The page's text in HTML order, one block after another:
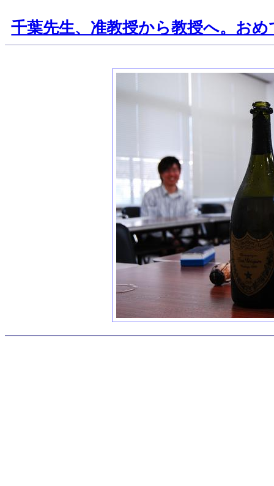
千葉先生、准教授から教授へ。お